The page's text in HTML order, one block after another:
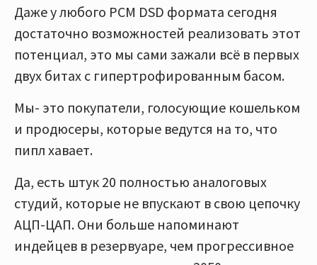
Даже у любого PCM DSD формата сегодня
достаточно возможностей реализовать этот
потенциал, это мы сами зажали всё в первых
двух битах с гипертрофированным басом.
Мы- это покупатели, голосующие кошельком
и продюсеры, которые ведутся на то, что
пипл хавает.
Да, есть штук 20 полностью аналоговых
студий, которые не впускают в свою цепочку
АЦП-ЦАП. Они больше напоминают
индейцев в резервуаре, чем прогрессивное